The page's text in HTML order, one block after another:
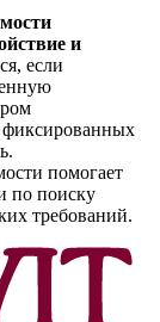
и
если
помогает
по поиску
требований.